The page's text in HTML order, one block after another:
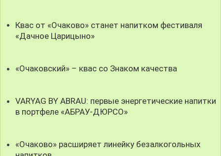
Квас от «Очаково» станет напитком фестиваля
«Дачное Царицыно»
«Очаковский» – квас со Знаком качества
VARYAG BY ABRAU: первые энергетические напитки
в портфеле «АБРАУ-ДЮРСО»
«Очаково» расширяет линейку безалкогольных